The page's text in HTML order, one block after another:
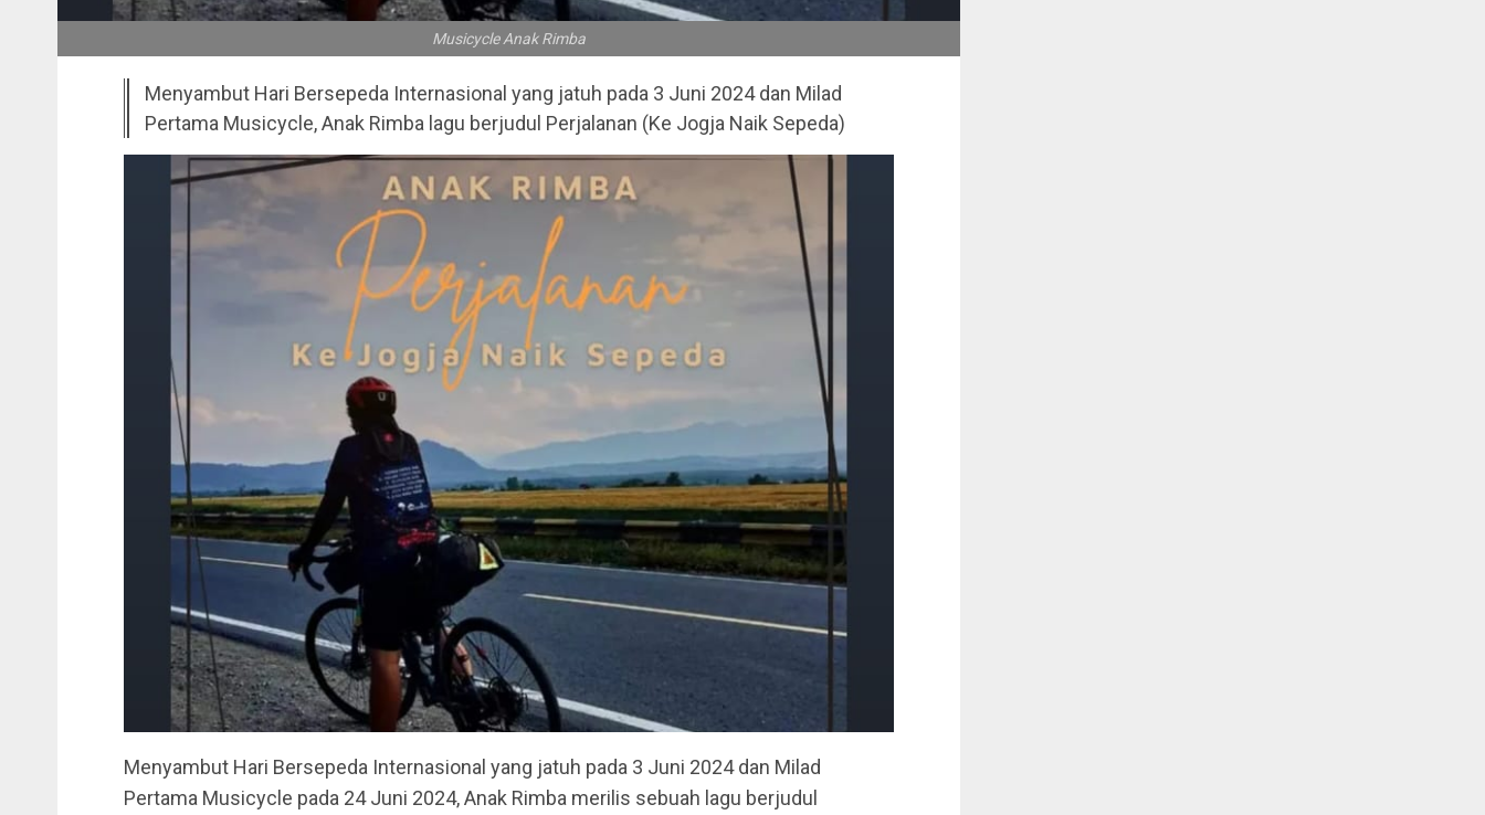
Musicycle Anak Rimba
Menyambut Hari Bersepeda Internasional yang jatuh pada 3 Juni 2024 dan Milad
Pertama Musicycle, Anak Rimba lagu berjudul Perjalanan (Ke Jogja Naik Sepeda)
Menyambut Hari Bersepeda Internasional yang jatuh pada 3 Juni 2024 dan Milad
Pertama Musicycle pada 24 Juni 2024, Anak Rimba merilis sebuah lagu berjudul